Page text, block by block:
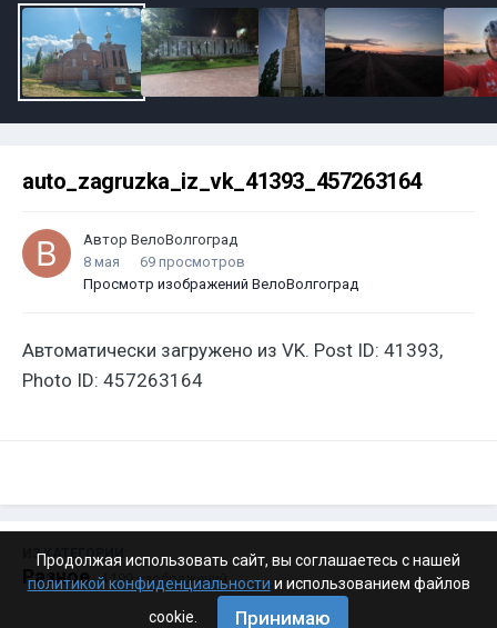
auto_zagruzka_iz_vk_41393_457263164
Автор ВелоВолгоград
8 мая
69 просмотров
Просмотр изображений ВелоВолгоград
Автоматически загружено из VK. Post ID: 41393,
Photo ID: 457263164
ИЗ КАТЕГОРИИ:
Разное · 4 199 изображений
Продолжая использовать сайт, вы соглашаетесь с нашей
политикой конфиденциальности и использованием файлов
cookie.
Принимаю